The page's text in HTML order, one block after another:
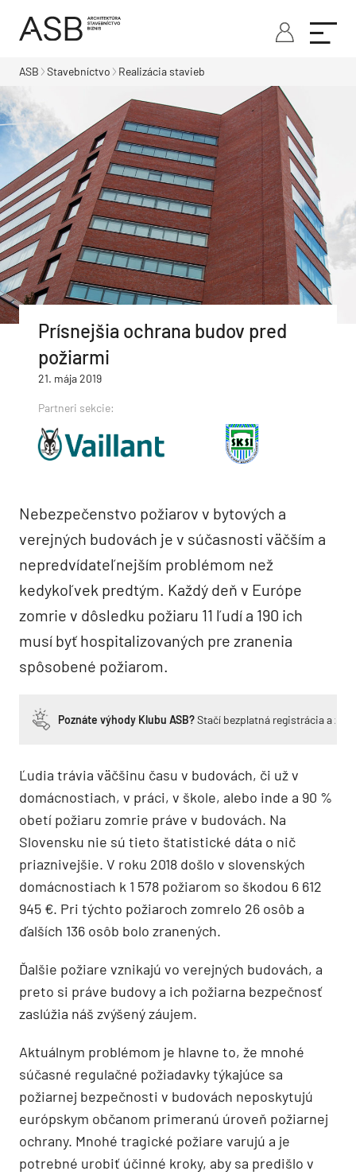
ASB Stavebníctvo Realizácia stavieb
Prísnejšia ochrana budov pred
požiarmi
21. mája 2019
Partneri sekcie:
Nebezpečenstvo požiarov v bytových a
verejných budovách je v súčasnosti väčším a
nepredvídateľnejším problémom než
kedykoľvek predtým. Každý deň v Európe
zomrie v dôsledku požiaru 11 ľudí a 190 ich
musí byť hospitalizovaných pre zranenia
spôsobené požiarom.
Poznáte výhody Klubu ASB?Stačí bezplatná registrácia a
Ľudia trávia väčšinu času v budovách, či už v
domácnostiach, v práci, v škole, alebo inde a 90 %
obetí požiaru zomrie práve v budovách. Na
Slovensku nie sú tieto štatistické dáta o nič
priaznivejšie. V roku 2018 došlo v slovenských
domácnostiach k 1 578 požiarom so škodou 6 612
945 €. Pri týchto požiaroch zomrelo 26 osôb a
ďalších 136 osôb bolo zranených.
Ďalšie požiare vznikajú vo verejných budovách, a
preto si práve budovy a ich požiarna bezpečnosť
zaslúžia náš zvýšený záujem.
Aktuálnym problémom je hlavne to, že mnohé
súčasné regulačné požiadavky týkajúce sa
požiarnej bezpečnosti v budovách neposkytujú
európskym občanom primeranú úroveň požiarnej
ochrany. Mnohé tragické požiare varujú a je
potrebné urobiť účinné kroky, aby sa predišlo v